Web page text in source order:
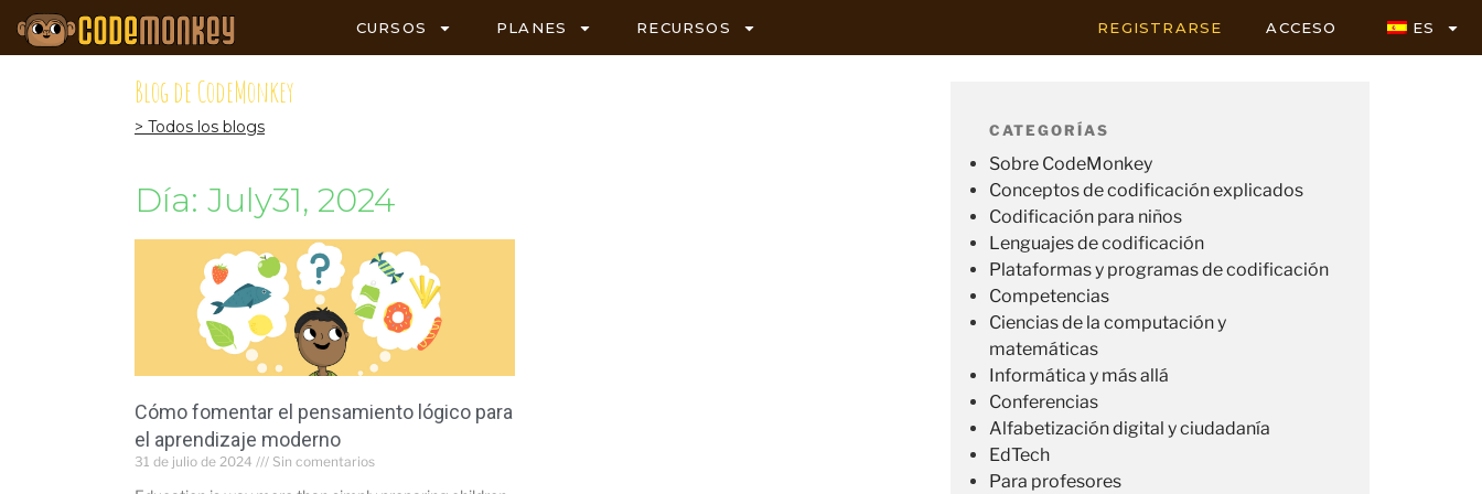
CURSOS PLANES RECURSOS REGISTRARSE ACCESO ES
Blog de CodeMonkey
> Todos los blogs
Día: July31, 2024
Cómo fomentar el pensamiento lógico para
el aprendizaje moderno
31 de julio de 2024 Sin comentarios
CATEGORÍAS
Sobre CodeMonkey
Conceptos de codificación explicados
Codificación para niños
Lenguajes de codificación
Plataformas y programas de codificación
Competencias
Ciencias de la computación y
matemáticas
Informática y más allá
Conferencias
Alfabetización digital y ciudadanía
EdTech
Para profesores